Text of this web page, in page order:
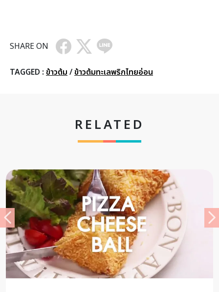
SHARE ON
TAGGED : ข้าวต้ม/ข้าวต้มทะเลพริกไทยอ่อน
RELATED